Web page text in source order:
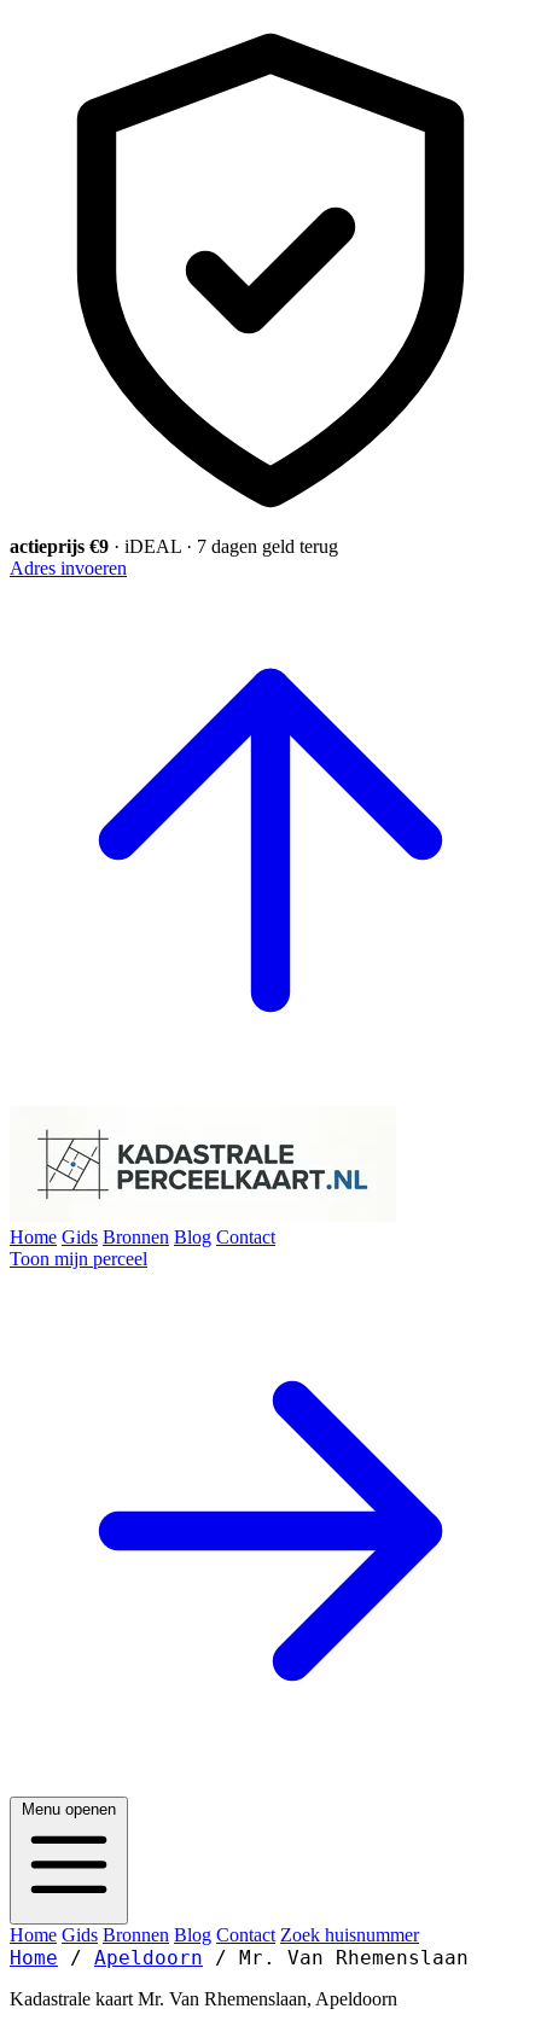
actieprijs €9 · iDEAL · 7 dagen geld terug
Adres invoeren
Home Gids Bronnen Blog Contact
Toon mijn perceel
Menu openen
Home Gids Bronnen Blog Contact Zoek huisnummer
Home / Apeldoorn / Mr. Van Rhemenslaan
Kadastrale kaart Mr. Van Rhemenslaan, Apeldoorn